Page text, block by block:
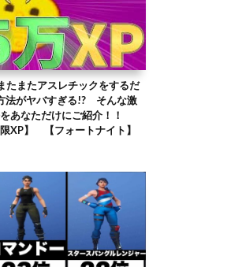
たまたアスレチックをするだ
法がヤバすぎる!? そんな激
をあなただけにご紹介！！
XP】 【フォートナイト】